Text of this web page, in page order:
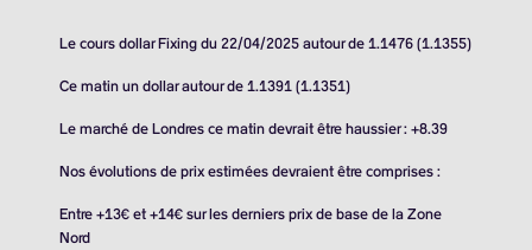
Le cours dollar Fixing du 22/04/2025 autour de 1.1476 (1.1355)
Ce matin un dollar autour de 1.1391 (1.1351)
Le marché de Londres ce matin devrait être haussier : +8.39
Nos évolutions de prix estimées devraient être comprises :
Entre +13€ et +14€ sur les derniers prix de base de la Zone
Nord